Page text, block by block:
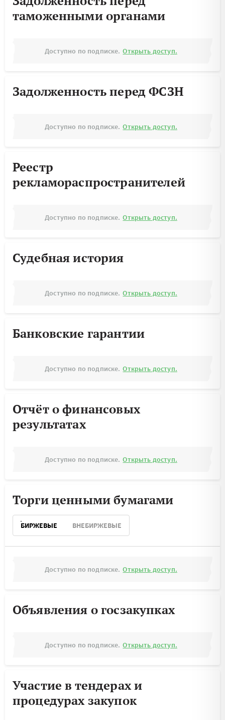
таможенными органами
Доступно по подписке. Открыть доступ.
Задолженность перед ФСЗН
Доступно по подписке. Открыть доступ.
Реестр
рекламораспространителей
Доступно по подписке. Открыть доступ.
Судебная история
Доступно по подписке. Открыть доступ.
Банковские гарантии
Доступно по подписке. Открыть доступ.
Отчёт о финансовых
результатах
Доступно по подписке. Открыть доступ.
Торги ценными бумагами
БИРЖЕВЫЕ ВНЕБИРЖЕВЫЕ
Доступно по подписке. Открыть доступ.
Объявления о госзакупках
Доступно по подписке. Открыть доступ.
Участие в тендерах и
процедурах закупок